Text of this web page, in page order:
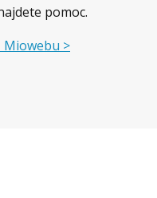
pomoc.
Miowebu >